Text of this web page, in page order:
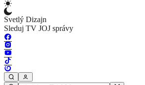
Svetlý Dizajn
Sleduj TV JOJ správy